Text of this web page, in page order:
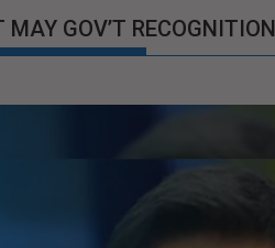
MAY GOV’T